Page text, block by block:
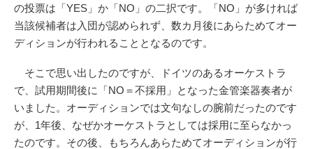
の投票は「YES」か「NO」の二択です。「NO」が多ければ
当該候補者は入団が認められず、数カ月後にあらためてオー
ディションが行われることとなるのです。
そこで思い出したのですが、ドイツのあるオーケストラ
で、試用期間後に「NO＝不採用」となった金管楽器奏者が
いました。オーディションでは文句なしの腕前だったのです
が、1年後、なぜかオーケストラとしては採用に至らなかっ
たのです。その後、もちろんあらためてオーディションが行